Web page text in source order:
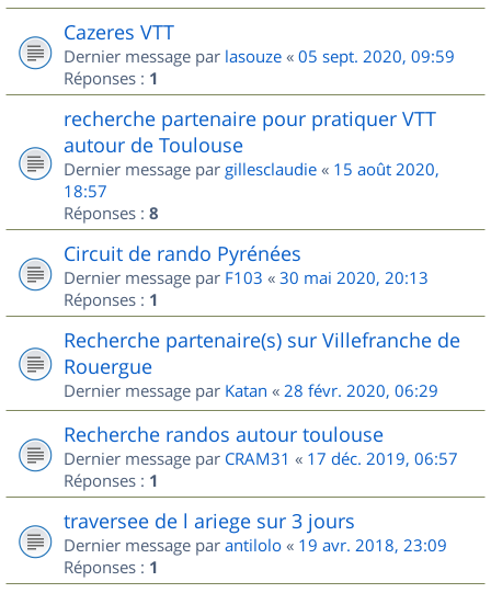
Cazeres VTT
Dernier message par lasouze « 05 sept. 2020, 09:59
Réponses : 1
recherche partenaire pour pratiquer VTT
autour de Toulouse
Dernier message par gillesclaudie « 15 août 2020,
18:57
Réponses : 8
Circuit de rando Pyrénées
Dernier message par F103 « 30 mai 2020, 20:13
Réponses : 1
Recherche partenaire(s) sur Villefranche de
Rouergue
Dernier message par Katan « 28 févr. 2020, 06:29
Recherche randos autour toulouse
Dernier message par CRAM31 « 17 déc. 2019, 06:57
Réponses : 1
traversee de l ariege sur 3 jours
Dernier message par antilolo « 19 avr. 2018, 23:09
Réponses : 1